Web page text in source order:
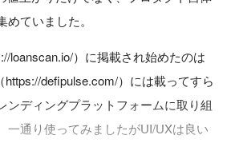
ていました。
loanscan.io/）に掲載され始めたのは
defipulse.com/）には載ってすら
ンディングプラットフォームに取り組
一通り使ってみましたがUI/UXは良い